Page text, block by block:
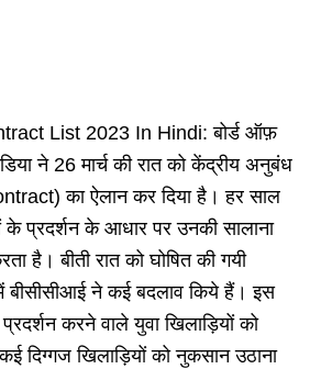
List 2023 In Hindi: बोर्ड ऑफ़
ने 26 मार्च की रात को केंद्रीय अनुबंध
का ऐलान कर दिया है। हर साल
के प्रदर्शन के आधार पर उनकी सालाना
है। बीती रात को घोषित की गयी
बीसीसीआई ने कई बदलाव किये हैं। इस
करने वाले युवा खिलाड़ियों को
दिग्गज खिलाड़ियों को नुकसान उठाना